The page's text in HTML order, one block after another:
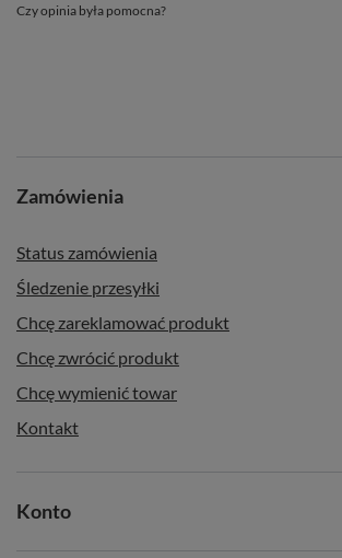
Czy opinia była pomocna?
Zamówienia
Status zamówienia
Śledzenie przesyłki
Chcę zareklamować produkt
Chcę zwrócić produkt
Chcę wymienić towar
Kontakt
Konto